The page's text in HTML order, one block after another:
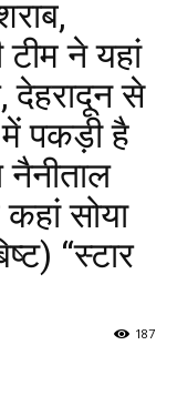
ने यहां
देहरादून से
में पकड़ी है
नैनीताल
सोया
“स्टार
187